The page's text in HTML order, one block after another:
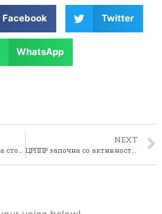
Facebook Twitter
WhatsApp
NEXT
ЦРППР започна со активности за регулација на водотек во с.Долно Агларци, Општина Новаци